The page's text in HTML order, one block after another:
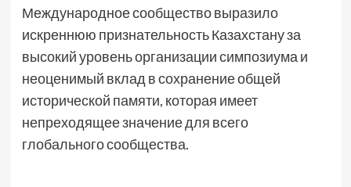
Международное сообщество выразило
искреннюю признательность Казахстану за
высокий уровень организации симпозиума и
неоценимый вклад в сохранение общей
исторической памяти, которая имеет
непреходящее значение для всего
глобального сообщества.